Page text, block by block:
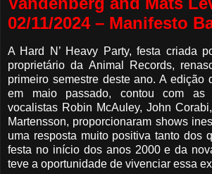
02/11/2024 – Manifesto
A Hard N’ Heavy Party, festa criada
proprietário da Animal Records,
primeiro semestre deste ano. A edição
em maio passado, contou com as
vocalistas Robin McAuley, John
Martensson, proporcionaram shows
uma resposta muito positiva tanto dos
festa no início dos anos 2000 e da
teve a oportunidade de vivenciar essa